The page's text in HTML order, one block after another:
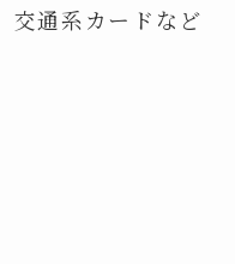
交通系カードなど